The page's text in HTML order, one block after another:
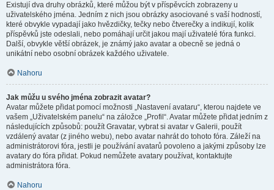
Existují dva druhy obrázků, které můžou být v příspěvcích zobrazeny u
uživatelského jména. Jedním z nich jsou obrázky asociované s vaší hodností,
které obvykle vypadají jako hvězdičky, tečky nebo čtverečky a indikují, kolik
příspěvků jste odeslali, nebo pomáhají určit jakou mají uživatelé fóra funkci.
Další, obvykle větší obrázek, je známý jako avatar a obecně se jedná o
unikátní nebo osobní obrázek každého uživatele.
Nahoru
Jak můžu u svého jména zobrazit avatar?
Avatar můžete přidat pomocí možnosti „Nastavení avataru“, kterou najdete ve
vašem „Uživatelském panelu“ na záložce „Profil“. Avatar můžete přidat jedním z
následujících způsobů: použít Gravatar, vybrat si avatar v Galerii, použít
vzdálený avatar (z jiného webu), nebo avatar nahrát do tohoto fóra. Záleží na
administrátorovi fóra, jestli je používání avatarů povoleno a jakými způsoby lze
avatary do fóra přidat. Pokud nemůžete avatary používat, kontaktujte
administrátora fóra.
Nahoru